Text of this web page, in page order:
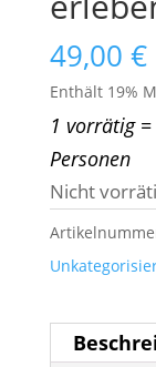
49,00 €
Enthält 19%
1 vorrätig
Personen
Nicht